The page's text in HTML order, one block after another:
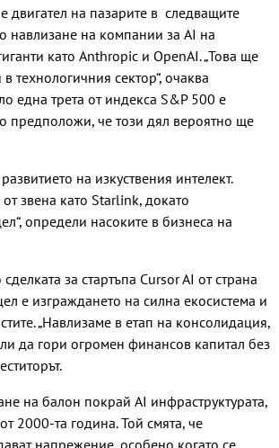
двигател на пазарите в следващите
навлизане на компании за AI на
като Anthropic и OpenAI. „Това ще
сектор“, очаква
една трета от индекса S&P 500 е
предположи, че този дял вероятно ще
на изкуствения интелект.
звена като Starlink, докато
определи насоките в бизнеса на
за стартъпа Cursor AI от страна
е изграждането на силна екосистема и
„Навлизаме в етап на консолидация,
да гори огромен финансов капитал без
на балон покрай AI инфраструктурата,
2000-та година. Той смята, че
за есента
МВнР привика
Украйна у нас
търговските кораби
до Черно море